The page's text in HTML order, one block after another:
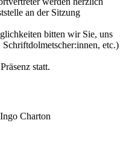
an der Sitzung
bitten wir Sie, uns
etc.)
statt.
Charton